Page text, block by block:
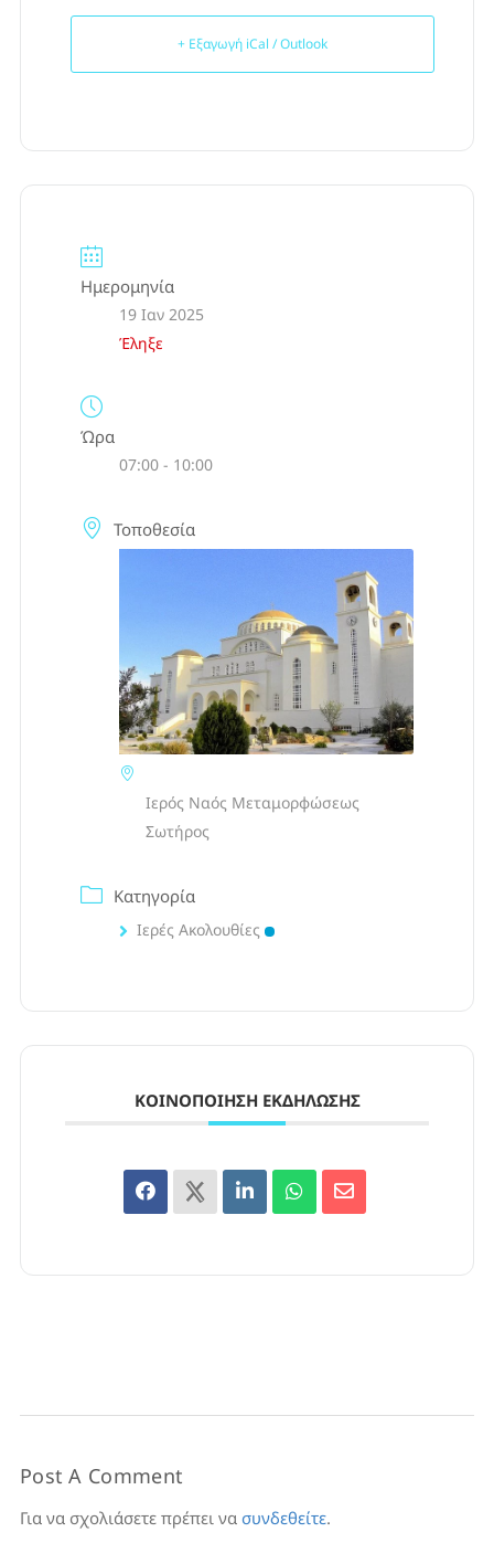
+ Εξαγωγή iCal / Outlook
Ημερομηνία
19 Ιαν 2025
Έληξε
Ώρα
07:00 - 10:00
Τοποθεσία
Ιερός Ναός Μεταμορφώσεως
Σωτήρος
Κατηγορία
Ιερές Ακολουθίες
ΚΟΙΝΟΠΟΊΗΣΗ ΕΚΔΉΛΩΣΗΣ
Post A Comment
Για να σχολιάσετε πρέπει να συνδεθείτε.